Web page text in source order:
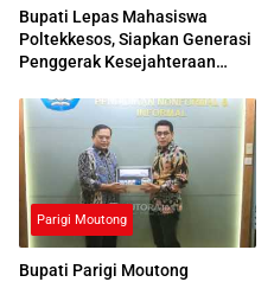
Bupati Lepas Mahasiswa
Poltekkesos, Siapkan Generasi
Penggerak Kesejahteraan
Parigi Moutong
Bupati Parigi Moutong